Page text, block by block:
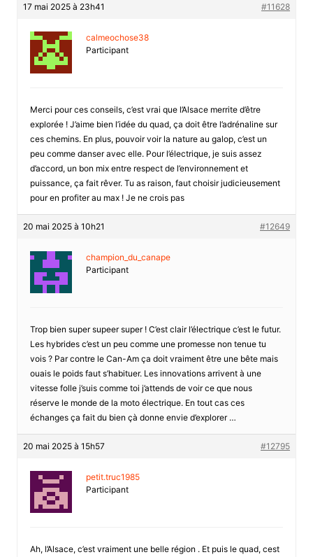
17 mai 2025 à 23h41 #11628
calmeochose38
Participant
Merci pour ces conseils, c’est vrai que l’Alsace merrite d’être
explorée ! J’aime bien l’idée du quad, ça doit être l’adrénaline sur
ces chemins. En plus, pouvoir voir la nature au galop, c’est un
peu comme danser avec elle. Pour l’électrique, je suis assez
d’accord, un bon mix entre respect de l’environnement et
puissance, ça fait rêver. Tu as raison, faut choisir judicieusement
pour en profiter au max ! Je ne crois pas
20 mai 2025 à 10h21 #12649
champion_du_canape
Participant
Trop bien super supeer super ! C’est clair l’électrique c’est le futur.
Les hybrides c’est un peu comme une promesse non tenue tu
vois ? Par contre le Can-Am ça doit vraiment être une bête mais
ouais le poids faut s’habituer. Les innovations arrivent à une
vitesse folle j’suis comme toi j’attends de voir ce que nous
réserve le monde de la moto électrique. En tout cas ces
échanges ça fait du bien çà donne envie d’explorer …
20 mai 2025 à 15h57 #12795
petit.truc1985
Participant
Ah, l’Alsace, c’est vraiment une belle région . Et puis le quad, cest